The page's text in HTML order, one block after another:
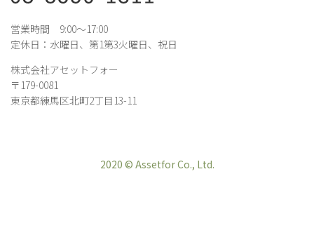
営業時間 9:00～17:00
定休日：水曜日、第1第3火曜日、祝日
株式会社アセットフォー
〒179-0081
東京都練馬区北町2丁目13-11
2020 © Assetfor Co., Ltd.